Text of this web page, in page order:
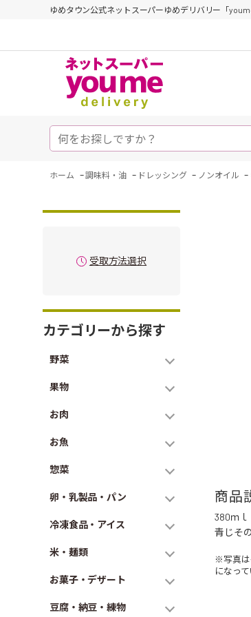
ゆめタウン公式ネットスーパーゆめデリバリー「
ホーム -調味料・油 - ドレッシング - ノンオイル -
受取方法選択
カテゴリーから探す
野菜
果物
お肉
お魚
惣菜
卵・乳製品・パン
冷凍食品・アイス
米・麺類
お菓子・デザート
豆腐・納豆・練物
商品
380ｍｌ
青じそ
※写真は
になっ